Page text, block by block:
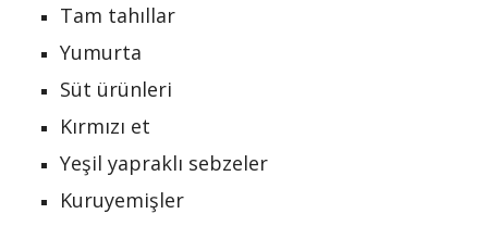
Tam tahıllar
Yumurta
Süt ürünleri
Kırmızı et
Yeşil yapraklı sebzeler
Kuruyemişler